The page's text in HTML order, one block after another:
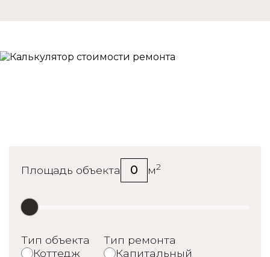
Площадь объекта 0 м2
Тип объекта
Коттедж
Тип ремонта
Капитальный